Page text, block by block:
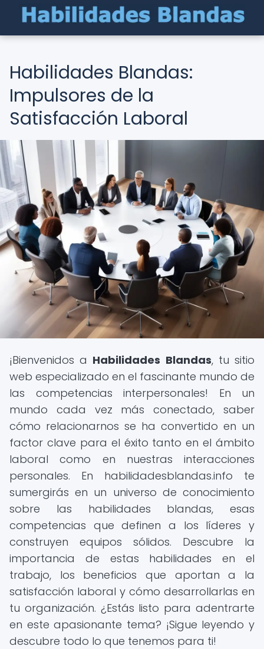
Habilidades Blandas:
Impulsores de la
Satisfacción Laboral
¡Bienvenidos a Habilidades Blandas, tu sitio
web especializado en el fascinante mundo de
las competencias interpersonales! En un
mundo cada vez más conectado, saber
cómo relacionarnos se ha convertido en un
factor clave para el éxito tanto en el ámbito
laboral como en nuestras interacciones
personales. En habilidadesblandas.info te
sumergirás en un universo de conocimiento
sobre las habilidades blandas, esas
competencias que definen a los líderes y
construyen equipos sólidos. Descubre la
importancia de estas habilidades en el
trabajo, los beneficios que aportan a la
satisfacción laboral y cómo desarrollarlas en
tu organización. ¿Estás listo para adentrarte
en este apasionante tema? ¡Sigue leyendo y
descubre todo lo que tenemos para ti!